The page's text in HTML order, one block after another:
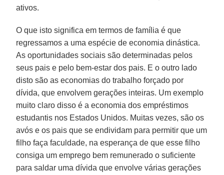
ativos.
O que isto significa em termos de família é que
regressamos a uma espécie de economia dinástica.
As oportunidades sociais são determinadas pelos
seus pais e pelo bem-estar dos pais. E o outro lado
disto são as economias do trabalho forçado por
dívida, que envolvem gerações inteiras. Um exemplo
muito claro disso é a economia dos empréstimos
estudantis nos Estados Unidos. Muitas vezes, são os
avós e os pais que se endividam para permitir que um
filho faça faculdade, na esperança de que esse filho
consiga um emprego bem remunerado o suficiente
para saldar uma dívida que envolve várias gerações